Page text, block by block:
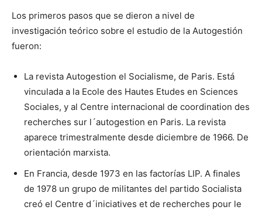
Los primeros pasos que se dieron a nivel de
investigación teórico sobre el estudio de la Autogestión
fueron:
La revista Autogestion el Socialisme, de Paris. Está
vinculada a la Ecole des Hautes Etudes en Sciences
Sociales, y al Centre internacional de coordination des
recherches sur l´autogestion en Paris. La revista
aparece trimestralmente desde diciembre de 1966. De
orientación marxista.
En Francia, desde 1973 en las factorías LIP. A finales
de 1978 un grupo de militantes del partido Socialista
creó el Centre d´iniciatives et de recherches pour le